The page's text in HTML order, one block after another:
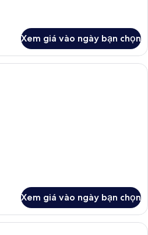
Xem giá vào ngày bạn chọn
Phòng Suite Executive | Chăn
Xem giá vào ngày bạn chọn
Phòng Suite Business | Chăn bông,